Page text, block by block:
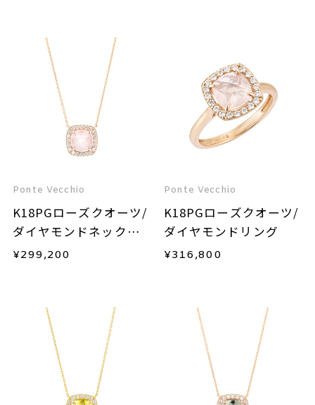
Ponte Vecchio
K18PGローズクオーツ/
ダイヤモンドネックレ
ス
¥299,200
Ponte Vecchio
K18PGローズクオーツ/
ダイヤモンドリング
¥316,800